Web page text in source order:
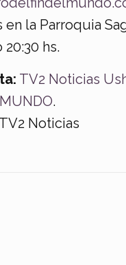
la Parroquia
hs.
TV2 Noticias
.
TV2 Noticias